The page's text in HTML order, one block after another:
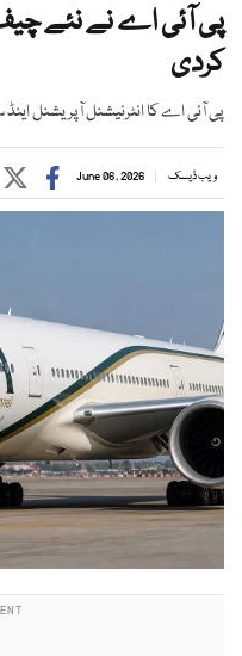
پی آئی اے نے نئے
کردی
پی آئی اے کا انٹرنیشنل آپریشنل اینڈ سیفٹی
ویب ڈیسک June 06, 2026